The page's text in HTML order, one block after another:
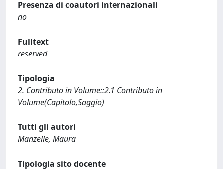
Presenza di coautori internazionali
no
Fulltext
reserved
Tipologia
2. Contributo in Volume::2.1 Contributo in
Volume(Capitolo,Saggio)
Tutti gli autori
Manzelle, Maura
Tipologia sito docente